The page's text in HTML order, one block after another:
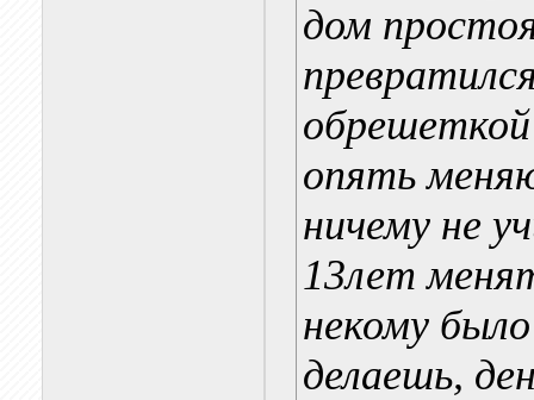
дом
обрешеткой
опять
ничему не
13лет
некому
делаешь,